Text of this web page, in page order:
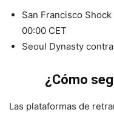
San Francisco
00:00 CET
Seoul Dynasty
¿Cómo
Las plataformas de